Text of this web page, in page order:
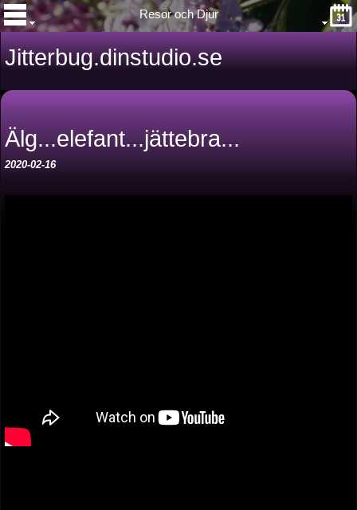
Jitterbug.dinstudio.se
Resor och Djur
Älg...elefant...jättebra...
2020-02-16